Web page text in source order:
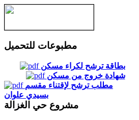
مطبوعات للتحميل
بطاقة ترشح لكراء مسكن
شهادة خروج من مسكن
مطلب ترشح لإقتناء مقسم
بسيدي علوان
مشروع حي الغزالة